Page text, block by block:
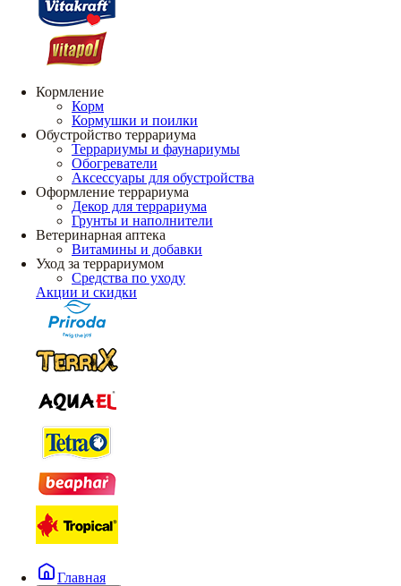
Кормление
Корм
Кормушки и поилки
Обустройство террариума
Террариумы и фаунариумы
Обогреватели
Аксессуары для обустройства
Оформление террариума
Декор для террариума
Грунты и наполнители
Ветеринарная аптека
Витамины и добавки
Уход за террариумом
Средства по уходу
Акции и скидки
Главная